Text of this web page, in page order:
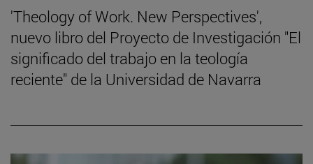
'Theology of Work. New Perspectives',
nuevo libro del Proyecto de Investigación "El
significado del trabajo en la teología
reciente" de la Universidad de Navarra